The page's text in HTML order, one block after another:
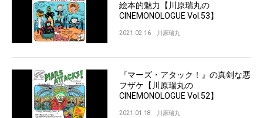
絵本的魅力【川原瑞丸の
CINEMONOLOGUE Vol.53】
2021.02.16 川原瑞丸
『マーズ・アタック！』の真剣な悪
フザケ【川原瑞丸の
CINEMONOLOGUE Vol.52】
2021.01.18 川原瑞丸